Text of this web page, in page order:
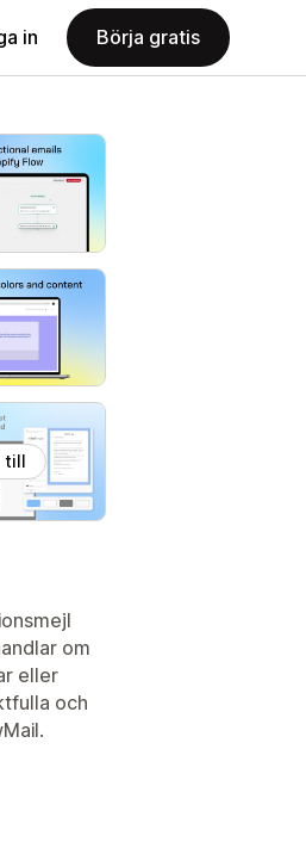
in Börja gratis
till
om
eller
och